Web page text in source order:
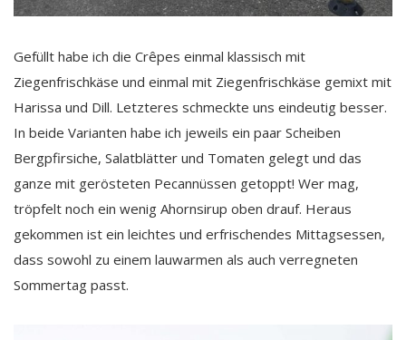
Gefüllt habe ich die Crêpes einmal klassisch mit
Ziegenfrischkäse und einmal mit Ziegenfrischkäse gemixt mit
Harissa und Dill. Letzteres schmeckte uns eindeutig besser.
In beide Varianten habe ich jeweils ein paar Scheiben
Bergpfirsiche, Salatblätter und Tomaten gelegt und das
ganze mit gerösteten Pecannüssen getoppt! Wer mag,
tröpfelt noch ein wenig Ahornsirup oben drauf. Heraus
gekommen ist ein leichtes und erfrischendes Mittagsessen,
dass sowohl zu einem lauwarmen als auch verregneten
Sommertag passt.